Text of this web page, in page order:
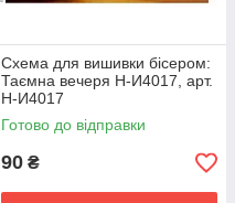
Схема для вишивки бісером:
Таємна вечеря Н-И4017, арт.
Н-И4017
Готово до відправки
90 ₴